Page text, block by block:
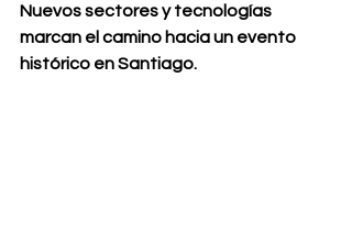
Nuevos sectores y tecnologías
marcan el camino hacia un evento
histórico en Santiago.